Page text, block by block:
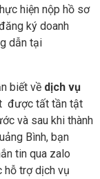
hiện nộp hồ sơ
ký doanh
dẫn tại
biết về dịch vụ
được tất tần tật
và sau khi thành
Bình, bạn
tin qua zalo
trợ dịch vụ